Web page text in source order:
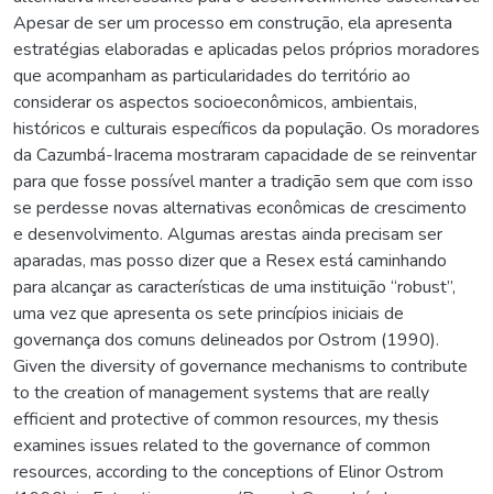
Apesar de ser um processo em construção, ela apresenta
estratégias elaboradas e aplicadas pelos próprios moradores
que acompanham as particularidades do território ao
considerar os aspectos socioeconômicos, ambientais,
históricos e culturais específicos da população. Os moradores
da Cazumbá-Iracema mostraram capacidade de se reinventar
para que fosse possível manter a tradição sem que com isso
se perdesse novas alternativas econômicas de crescimento
e desenvolvimento. Algumas arestas ainda precisam ser
aparadas, mas posso dizer que a Resex está caminhando
para alcançar as características de uma instituição “robust”,
uma vez que apresenta os sete princípios iniciais de
governança dos comuns delineados por Ostrom (1990).
Given the diversity of governance mechanisms to contribute
to the creation of management systems that are really
efficient and protective of common resources, my thesis
examines issues related to the governance of common
resources, according to the conceptions of Elinor Ostrom